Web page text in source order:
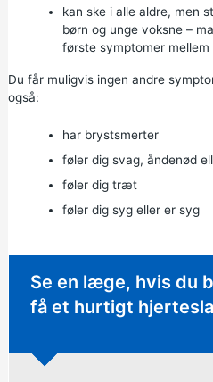
kan ske i alle aldre, men
børn og unge voksne –
første symptomer mellem
Du får muligvis ingen andre
også:
har brystsmerter
føler dig svag, åndenød
føler dig træt
føler dig syg eller er syg
Ikke-presserende
Se en læge, hvis du
få et hurtigt